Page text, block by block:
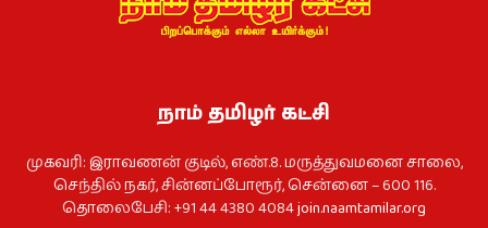
நாம் தமிழர் கட்சி
முகவரி: இராவணன் குடில், எண்.8. மருத்துவமனை சாலை,
செந்தில் நகர், சின்னப்போரூர், சென்னை – 600 116.
தொலைபேசி: +91 44 4380 4084join.naamtamilar.org